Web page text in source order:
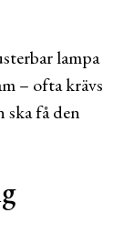
lampa
– ofta krävs
ska få den